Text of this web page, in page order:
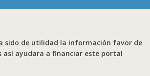
sido de utilidad la información favor de
así ayudara a financiar este portal